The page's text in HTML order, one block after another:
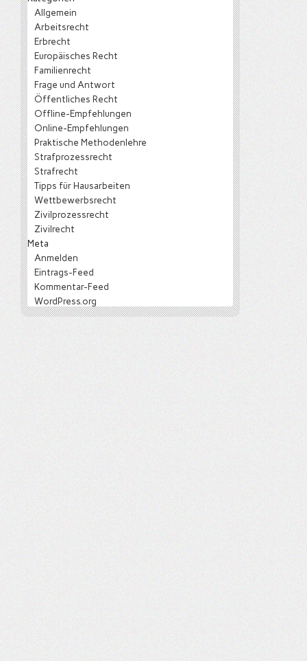
Allgemein
Arbeitsrecht
Erbrecht
Europäisches Recht
Familienrecht
Frage und Antwort
Öffentliches Recht
Offline-Empfehlungen
Online-Empfehlungen
Praktische Methodenlehre
Strafprozessrecht
Strafrecht
Tipps für Hausarbeiten
Wettbewerbsrecht
Zivilprozessrecht
Zivilrecht
Meta
Anmelden
Eintrags-Feed
Kommentar-Feed
WordPress.org